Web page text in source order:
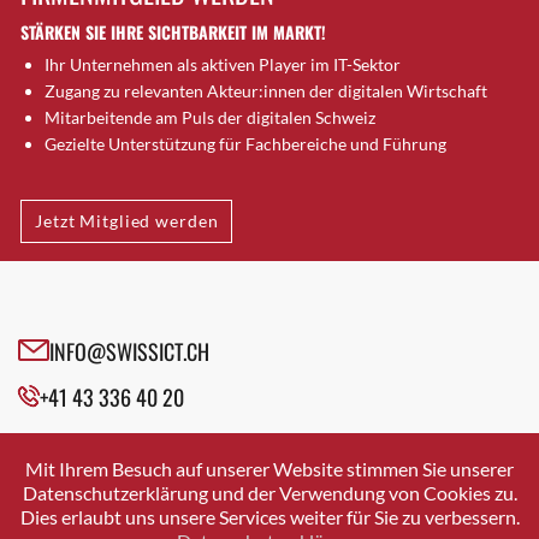
Däniken
Dübendorf
Dübendorf 1
Ebikon
Egg b. Zürich
Egg bei Zürich
Ennetbaden
Ennetbürgen
Farnern
Fislisbach
STÄRKEN SIE IHRE SICHTBARKEIT IM MARKT!
Ihr Unternehmen als aktiven Player im IT-Sektor
Zugang zu relevanten Akteur:innen der digitalen Wirtschaft
Mitarbeitende am Puls der digitalen Schweiz
Gezielte Unterstützung für Fachbereiche und Führung
Jetzt Mitglied werden
INFO@SWISSICT.CH
+41 43 336 40 20
SWISSICT
VULKANSTRASSE 120
8048 ZURICH
Mit Ihrem Besuch auf unserer Website stimmen Sie unserer
Datenschutzerklärung und der Verwendung von Cookies zu.
Dies erlaubt uns unsere Services weiter für Sie zu verbessern.